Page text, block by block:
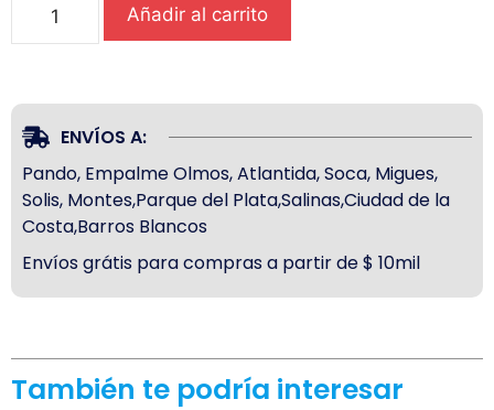
Añadir al carrito
ENVÍOS A:
Pando, Empalme Olmos, Atlantida, Soca, Migues,
Solis, Montes,Parque del Plata,Salinas,Ciudad de la
Costa,Barros Blancos
Envíos grátis para compras a partir de $ 10mil
También te podría interesar